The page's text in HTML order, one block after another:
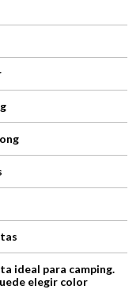
ideal para camping.
elegir color